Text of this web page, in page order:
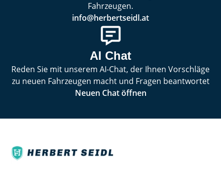
Fahrzeugen.
info@herbertseidl.at
AI Chat
Reden Sie mit unserem AI-Chat, der Ihnen Vorschläge
zu neuen Fahrzeugen macht und Fragen beantwortet
Neuen Chat öffnen